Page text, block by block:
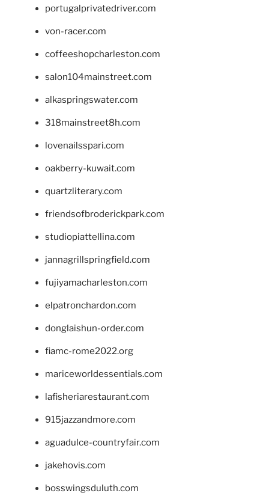
portugalprivatedriver.com
von-racer.com
coffeeshopcharleston.com
salon104mainstreet.com
alkaspringswater.com
318mainstreet8h.com
lovenailsspari.com
oakberry-kuwait.com
quartzliterary.com
friendsofbroderickpark.com
studiopiattellina.com
jannagrillspringfield.com
fujiyamacharleston.com
elpatronchardon.com
donglaishun-order.com
fiamc-rome2022.org
mariceworldessentials.com
lafisheriarestaurant.com
915jazzandmore.com
aguadulce-countryfair.com
jakehovis.com
bosswingsduluth.com